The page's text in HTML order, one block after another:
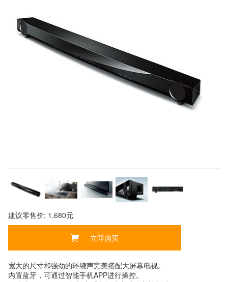
建议零售价: 1,680元
立即购买
宽大的尺寸和强劲的环绕声完美搭配大屏幕电视。
内置蓝牙，可通过智能手机APP进行操控。